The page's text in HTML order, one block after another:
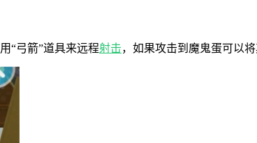
“弓箭”道具来远程射击，如果攻击到魔鬼蛋可以